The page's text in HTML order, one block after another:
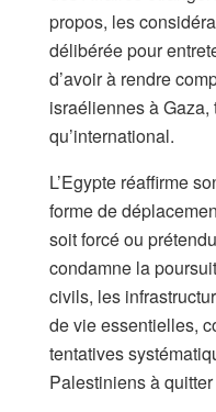
propos, les
délibérée pour
d’avoir à rendre
israéliennes à
qu’international.
L’Egypte réaffirme
forme de
soit forcé ou
condamne la
civils, les
de vie essentielles,
tentatives
Palestiniens à